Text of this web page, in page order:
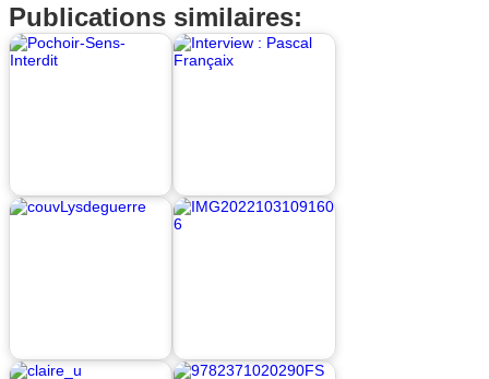
Publications similaires: